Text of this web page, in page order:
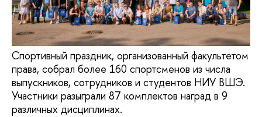
Спортивный праздник, организованный факультетом
права, собрал более 160 спортсменов из числа
выпускников, сотрудников и студентов НИУ ВШЭ.
Участники разыграли 87 комплектов наград в 9
различных дисциплинах.